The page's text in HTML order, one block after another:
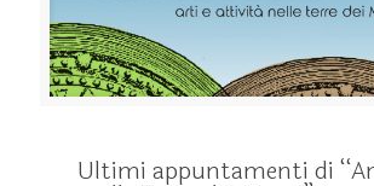
Ultimi appuntamenti di